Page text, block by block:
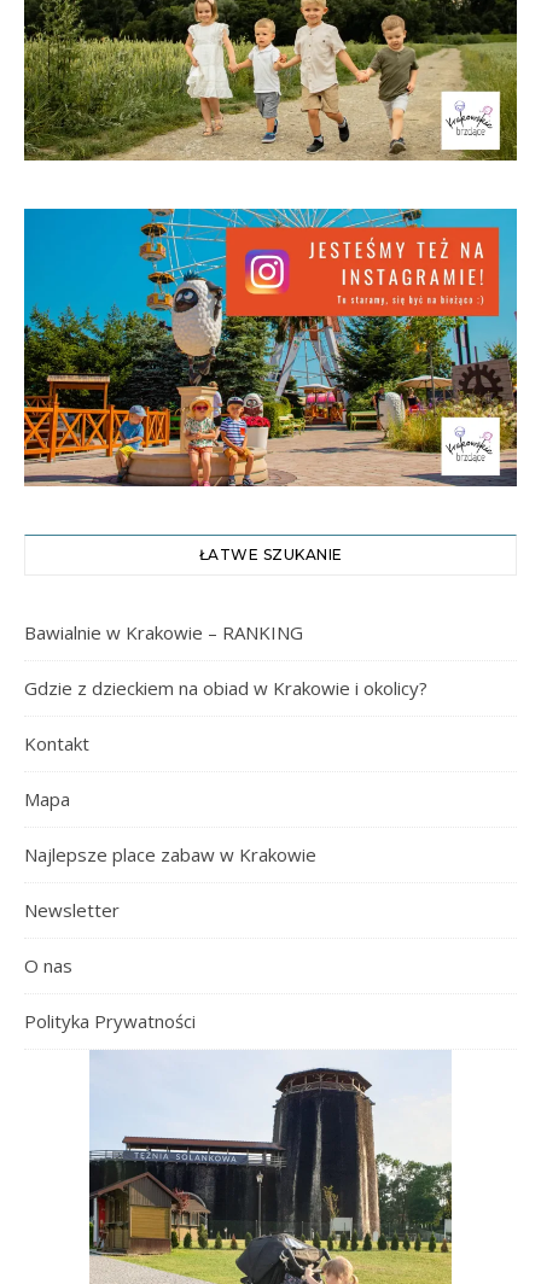
ŁATWE SZUKANIE
Bawialnie w Krakowie – RANKING
Gdzie z dzieckiem na obiad w Krakowie i okolicy?
Kontakt
Mapa
Najlepsze place zabaw w Krakowie
Newsletter
O nas
Polityka Prywatności